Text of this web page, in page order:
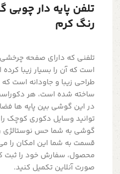
رنگ کرم
تلفنی که دارای صفحه
است که آن را بسیار زیبا
طراحی زیبا و جاودانه است
ساخته شده است، هر
در این گوشی بین پایه ها
توانید وسایل دکوری کوچک
گوشی به شما حس نوستالژی
قسمت به شما این امکان را
محصول، سفارش خود را ثبت
صورت آنلاین تکمیل کنید.